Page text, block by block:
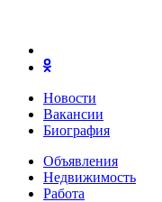
Новости
Вакансии
Биография
Объявления
Недвижимость
Работа